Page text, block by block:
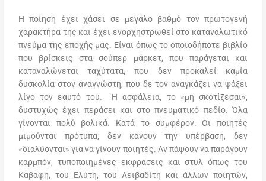
Η ποίηση έχει χάσει σε μεγάλο βαθμό τον πρωτογενή
χαρακτήρα της και έχει ενορχηστρωθεί στο καταναλωτικό
πνεύμα της εποχής μας. Είναι όπως το οποιοδήποτε βιβλίο
που βρίσκεις στα σούπερ μάρκετ, που παράγεται και
καταναλώνεται ταχύτατα, που δεν προκαλεί καμία
δυσκολία στον αναγνώστη, που δε τον αναγκάζει να ψάξει
λίγο τον εαυτό του. Η ασφάλεια, το «μη σκοτίζεσαι»,
δυστυχώς έχει περάσει και στο πνευματικό πεδίο. Όλα
γίνονται πολύ βολικά. Κατά το συμφέρον. Οι ποιητές
μιμούνται πρότυπα, δεν κάνουν την υπέρβαση, δεν
«διαλύονται» για να γίνουν ποιητές. Αν πάψουν να παράγουν
καρμπόν, τυποποιημένες εκφράσεις και στυλ όπως του
Καβάφη, του Ελύτη, του Λειβαδίτη και άλλων ποιητών,